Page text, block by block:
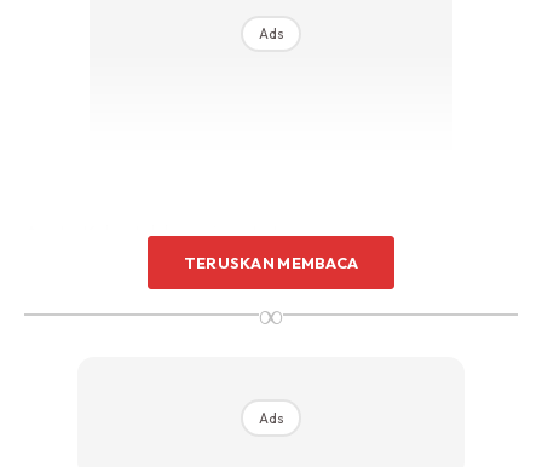
Ads
Aunty: Kalau tak berani aunty teman.
Anak: Takpe aunty…
TERUSKAN MEMBACA
∞
Ads